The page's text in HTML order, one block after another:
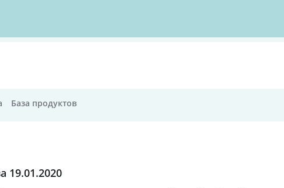
База продуктов
19.01.2020